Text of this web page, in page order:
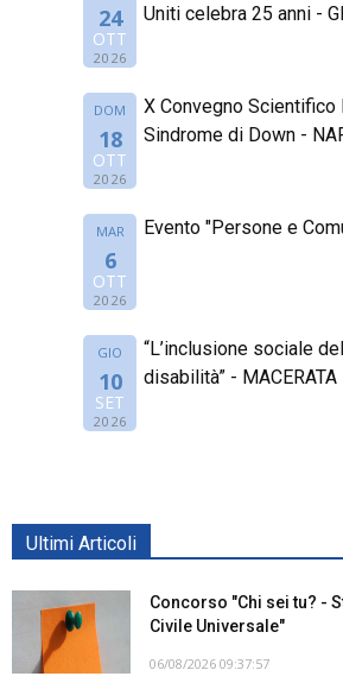
24
OTT
2026
Uniti celebra 25 anni -
DOM
18
OTT
2026
X Convegno Scientifico
Sindrome di Down -
MAR
6
OTT
2026
Evento "Persone e
GIO
10
SET
2026
“L’inclusione sociale
disabilità” - MACERATA
Ultimi Articoli
Concorso "Chi sei tu? -
Civile Universale"
06/08/2026 09:37:57